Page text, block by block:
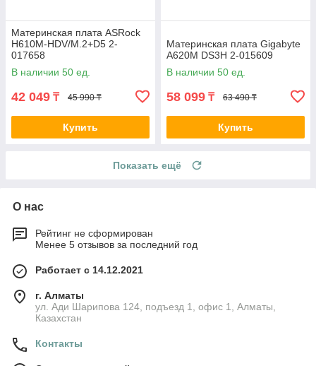
Материнская плата ASRock
H610M-HDV/M.2+D5 2-
017658
В наличии 50 ед.
42 049 ₸ 45 990 ₸
Купить
Материнская плата Gigabyte
A620M DS3H 2-015609
В наличии 50 ед.
58 099 ₸ 63 490 ₸
Купить
Показать ещё
О нас
Рейтинг не сформирован
Менее 5 отзывов за последний год
Работает с 14.12.2021
г. Алматы
ул. Ади Шарипова 124, подъезд 1, офис 1, Алматы,
Казахстан
Контакты